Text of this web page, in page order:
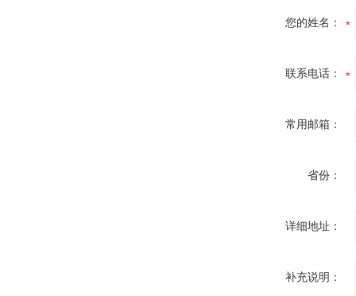
您的姓名：
联系电话：
常用邮箱：
省份：
详细地址：
补充说明：